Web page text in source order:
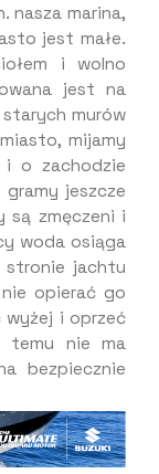
nasza marina,
jest małe.
i wolno
jest na
murów
mijamy
i o zachodzie
jeszcze
są zmęczeni i
woda osiąga
stronie jachtu
opierać go
wyżej i oprzeć
temu nie ma
bezpiecznie